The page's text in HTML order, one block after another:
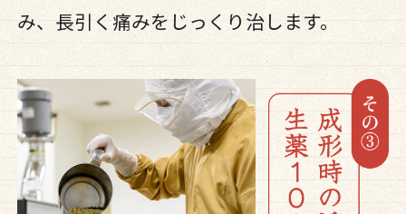
み、長引く痛みをじっくり治します。